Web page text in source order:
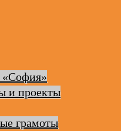
«София»
и проекты
грамоты